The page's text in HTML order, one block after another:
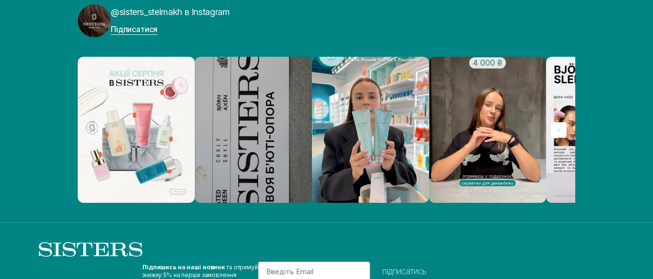
@sisters_stelmakh в Instagram
Підписатися
Підпишись на наші новини та отримуй
знижку 5% на перше замовлення
Email
підписатись